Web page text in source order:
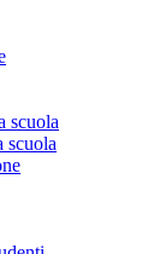
scuola
scuola